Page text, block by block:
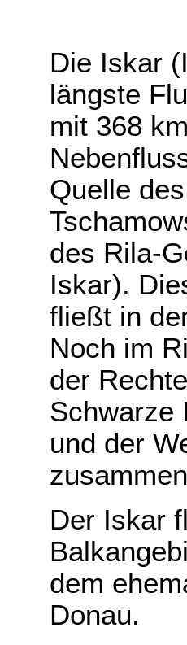
Die Iskar
längste
mit 368
Quelle
des Rila-
Iskar).
fließt in
Noch im
der
Schwarze
und der
Der Iskar
dem
Donau.